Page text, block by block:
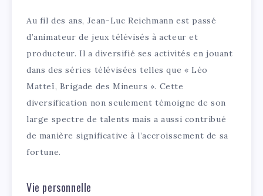
Au fil des ans, Jean-Luc Reichmann est passé
d’animateur de jeux télévisés à acteur et
producteur. Il a diversifié ses activités en jouant
dans des séries télévisées telles que « Léo
Matteï, Brigade des Mineurs ». Cette
diversification non seulement témoigne de son
large spectre de talents mais a aussi contribué
de manière significative à l’accroissement de sa
fortune.
Vie personnelle